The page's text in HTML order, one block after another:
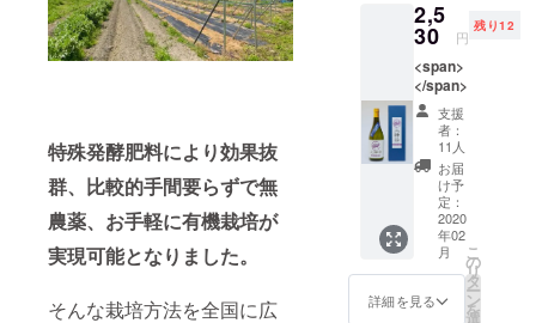
特殊発酵肥料により効果抜
群、比較的手間要らずで無
農薬、お手軽に有機栽培が
実現可能となりました。
そんな栽培方法を全国に広
の燃料
とし
て、こ
の木の
命を終
わらせ
るには
もった
いな
い。 檜
の香り
は、山
の場所
や樹齢
によっ
て、香
2,5
30 円
残り12
<span>
</span>
支援
者：
11人
お届
け予
定：
2020
年02
月
詳細を見る
こ
の
リ
タ
ー
ン
を